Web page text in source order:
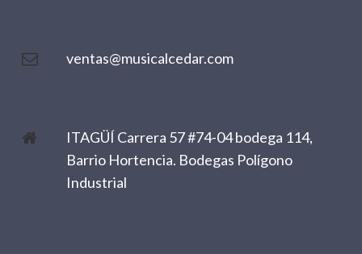
ventas@musicalcedar.com
ITAGÜÍ Carrera 57 #74-04 bodega 114,
Barrio Hortencia. Bodegas Polígono
Industrial